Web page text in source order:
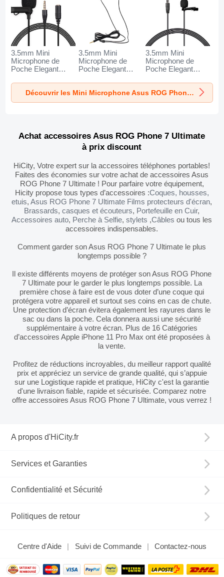
3.5mm Mini
Microphone de
Poche Elegant
Parleur K06 pour
Asus ROG Phone
7 Ultimate Noir
3.5mm Mini
Microphone de
Poche Elegant
Parleur K05 pour
Asus ROG Phone
7 Ultimate Noir
3.5mm Mini
Microphone de
Poche Elegant
Parleur K08 pour
Asus ROG Phone
7 Ultimate Noir
Découvrir les Mini Microphone Asus ROG Phone 7 Ultimate
Achat accessoires Asus ROG Phone 7 Ultimate
à prix discount
HiCity, Votre expert sur la accessoires téléphones portables!
Faites des économies sur votre achat de accessoires Asus
ROG Phone 7 Ultimate ! Pour parfaire votre équipement,
Hicity propose tous types d’accessoires :Coques, housses,
etuis,Asus ROG Phone 7 Ultimate Films protecteurs d'écran,
Brassards,casques et écouteurs, Portefeuille en Cuir,
Accessoires auto, Perche à Selfie,stylets ,Câbles ou tous les
accessoires indispensables.
Comment garder son Asus ROG Phone 7 Ultimate le plus
longtemps possible ?
Il existe différents moyens de protéger son Asus ROG Phone
7 Ultimate pour le garder le plus longtemps possible. La
première chose à faire est de vous doter d’une coque qui
protégera votre appareil et surtout ses coins en cas de chute.
Une protection d’écran évitera également les rayures dans le
sac ou dans la poche. Cela donnera aussi une sécurité
supplémentaire à votre écran. Plus de 16 Catégories
d’accessoires Apple iPhone 11 Pro Max ont été proposées à
la vente.
Profitez de réductions incroyables, du meilleur rapport qualité
prix et appréciez un service de grande qualité, qui s’appuie
sur une Logistique rapide et pratique, HiCity c'est la garantie
d'une livraison fiable, rapide et sécurisée. Comparez notre
offre accessoires Asus ROG Phone 7 Ultimate, vous verrez !
A propos d'HiCity.fr
Services et Garanties
Confidentialité et Sécurité
Politiques de retour
Centre d'Aide Suivi de Commande Contactez-nous